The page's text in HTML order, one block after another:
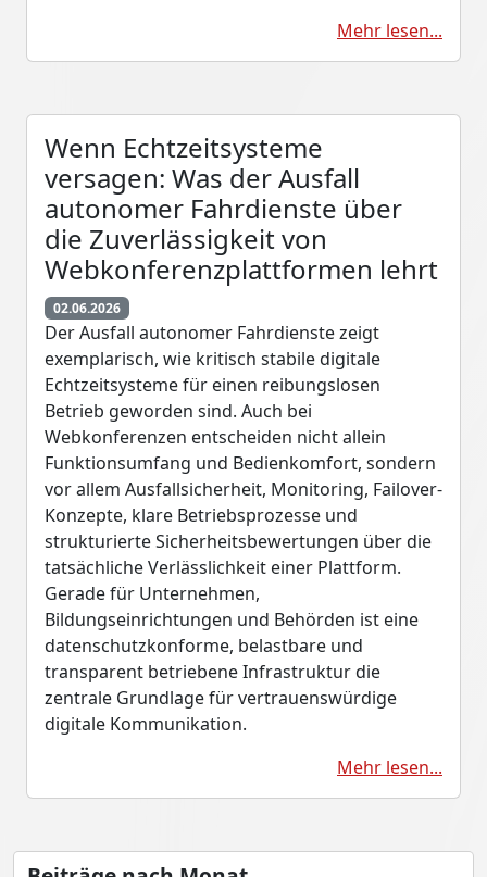
Mehr lesen...
Wenn Echtzeitsysteme
versagen: Was der Ausfall
autonomer Fahrdienste über
die Zuverlässigkeit von
Webkonferenzplattformen lehrt
02.06.2026
Der Ausfall autonomer Fahrdienste zeigt
exemplarisch, wie kritisch stabile digitale
Echtzeitsysteme für einen reibungslosen
Betrieb geworden sind. Auch bei
Webkonferenzen entscheiden nicht allein
Funktionsumfang und Bedienkomfort, sondern
vor allem Ausfallsicherheit, Monitoring, Failover-
Konzepte, klare Betriebsprozesse und
strukturierte Sicherheitsbewertungen über die
tatsächliche Verlässlichkeit einer Plattform.
Gerade für Unternehmen,
Bildungseinrichtungen und Behörden ist eine
datenschutzkonforme, belastbare und
transparent betriebene Infrastruktur die
zentrale Grundlage für vertrauenswürdige
digitale Kommunikation.
Mehr lesen...